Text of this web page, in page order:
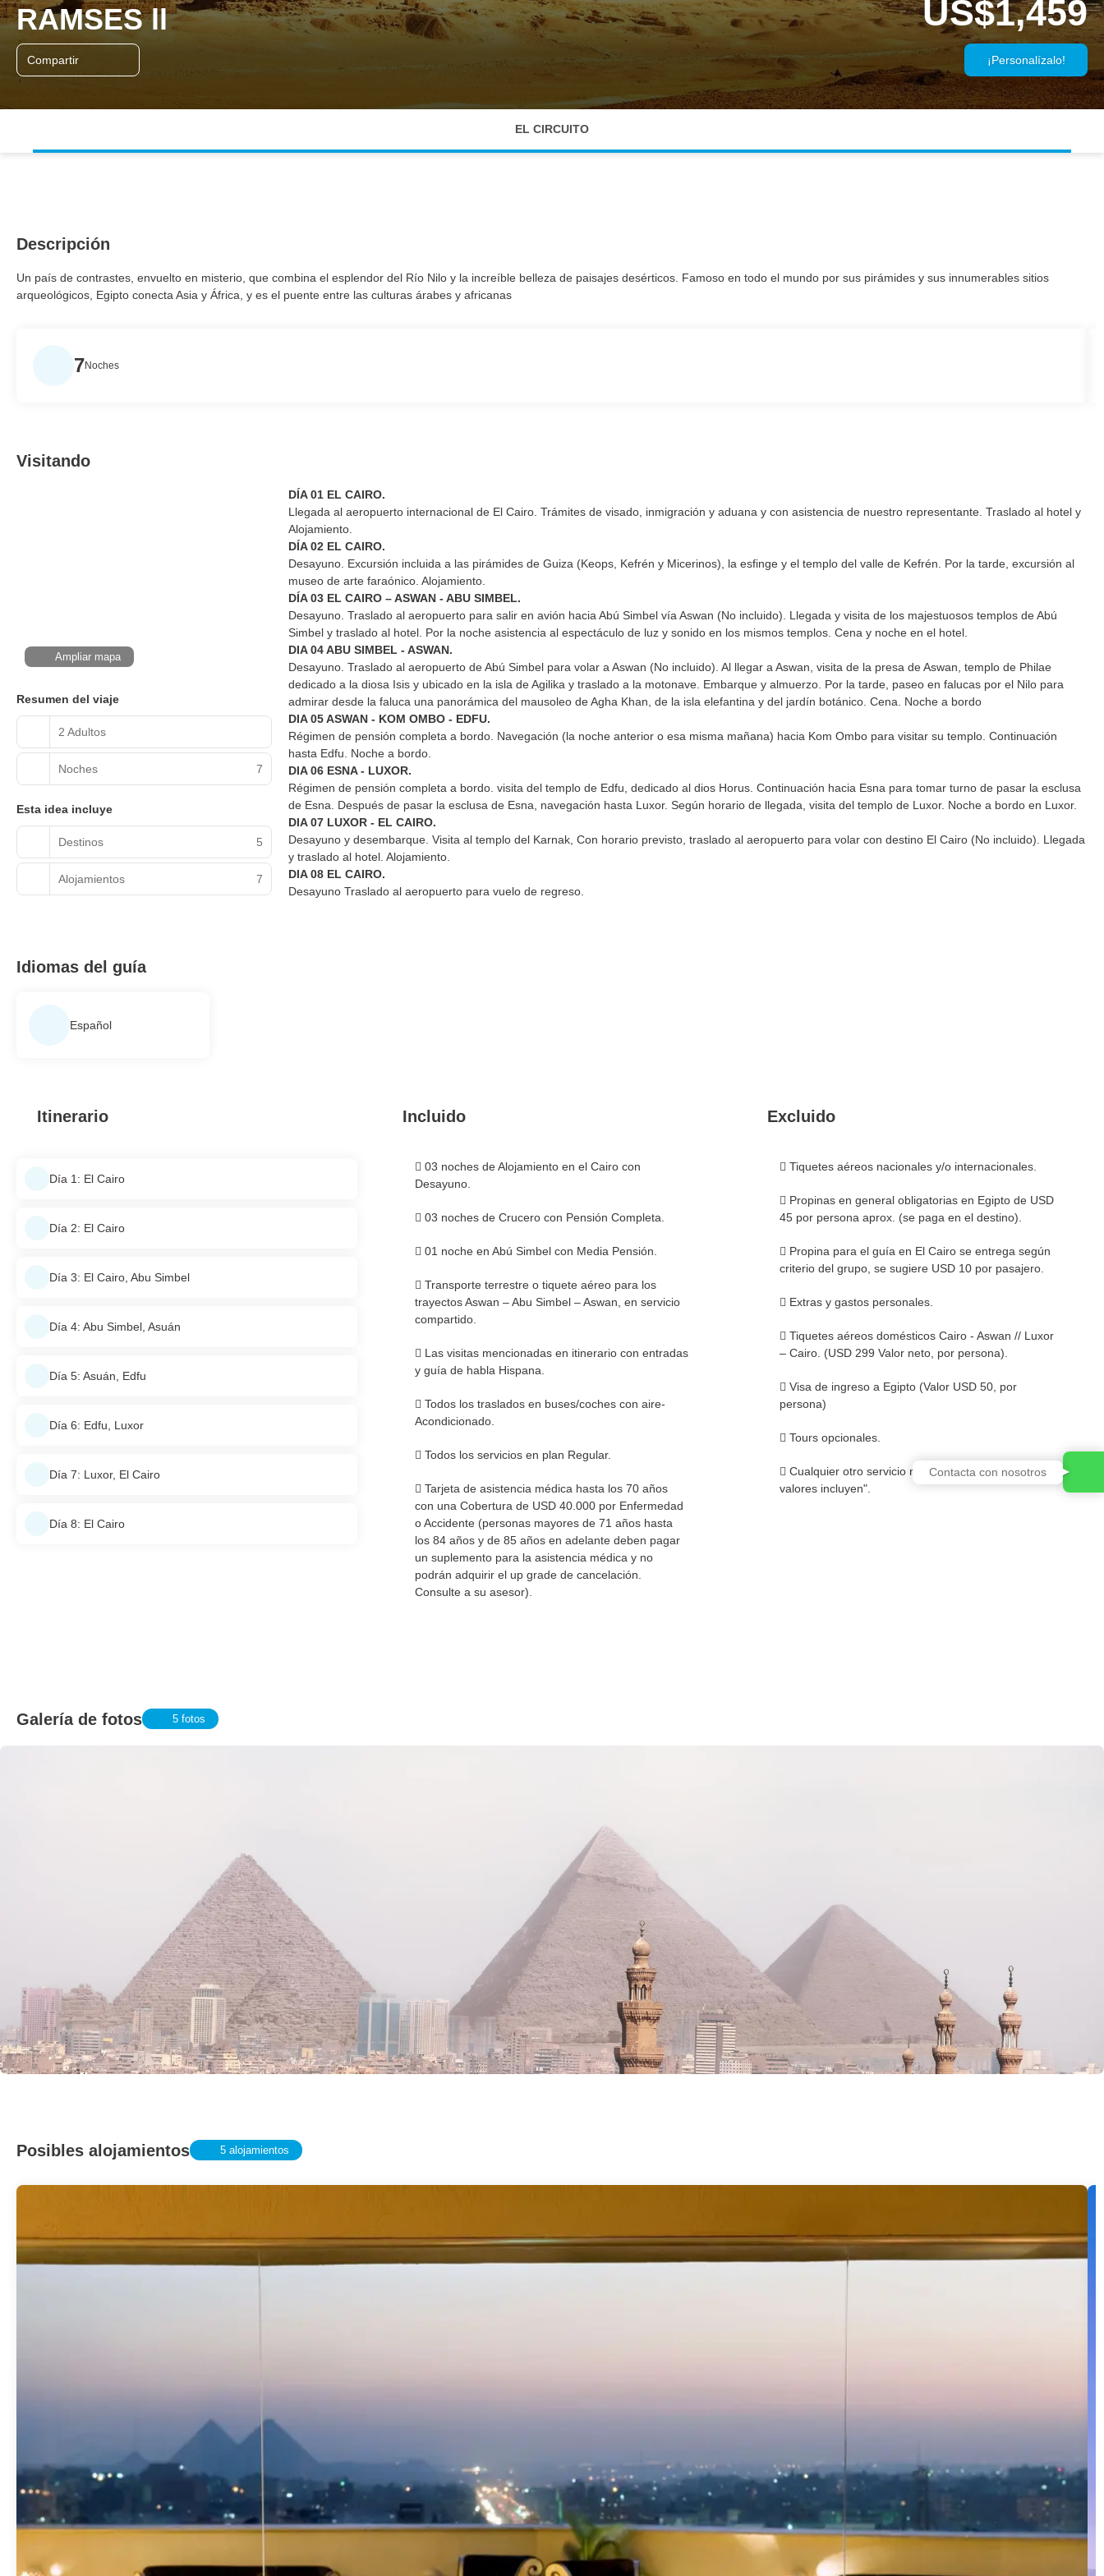
RAMSES ll US$1,459
Compartir ¡Personalízalo!
EL CIRCUITO
Descripción
Un país de contrastes, envuelto en misterio, que combina el esplendor del Río Nilo y la increíble belleza de paisajes desérticos. Famoso en todo el mundo por sus pirámides y sus innumerables sitios
arqueológicos, Egipto conecta Asia y África, y es el puente entre las culturas árabes y africanas
7Noches
Visitando
Ampliar mapa
Resumen del viaje
2 Adultos
Noches 7
Esta idea incluye
Destinos 5
Alojamientos 7
DÍA 01 EL CAIRO.
Llegada al aeropuerto internacional de El Cairo. Trámites de visado, inmigración y aduana y con asistencia de nuestro representante. Traslado al hotel y
Alojamiento.
DÍA 02 EL CAIRO.
Desayuno. Excursión incluida a las pirámides de Guiza (Keops, Kefrén y Micerinos), la esfinge y el templo del valle de Kefrén. Por la tarde, excursión al
museo de arte faraónico. Alojamiento.
DÍA 03 EL CAIRO – ASWAN - ABU SIMBEL.
Desayuno. Traslado al aeropuerto para salir en avión hacia Abú Simbel vía Aswan (No incluido). Llegada y visita de los majestuosos templos de Abú
Simbel y traslado al hotel. Por la noche asistencia al espectáculo de luz y sonido en los mismos templos. Cena y noche en el hotel.
DIA 04 ABU SIMBEL - ASWAN.
Desayuno. Traslado al aeropuerto de Abú Simbel para volar a Aswan (No incluido). Al llegar a Aswan, visita de la presa de Aswan, templo de Philae
dedicado a la diosa Isis y ubicado en la isla de Agilika y traslado a la motonave. Embarque y almuerzo. Por la tarde, paseo en falucas por el Nilo para
admirar desde la faluca una panorámica del mausoleo de Agha Khan, de la isla elefantina y del jardín botánico. Cena. Noche a bordo
DIA 05 ASWAN - KOM OMBO - EDFU.
Régimen de pensión completa a bordo. Navegación (la noche anterior o esa misma mañana) hacia Kom Ombo para visitar su templo. Continuación
hasta Edfu. Noche a bordo.
DIA 06 ESNA - LUXOR.
Régimen de pensión completa a bordo. visita del templo de Edfu, dedicado al dios Horus. Continuación hacia Esna para tomar turno de pasar la esclusa
de Esna. Después de pasar la esclusa de Esna, navegación hasta Luxor. Según horario de llegada, visita del templo de Luxor. Noche a bordo en Luxor.
DIA 07 LUXOR - EL CAIRO.
Desayuno y desembarque. Visita al templo del Karnak, Con horario previsto, traslado al aeropuerto para volar con destino El Cairo (No incluido). Llegada
y traslado al hotel. Alojamiento.
DIA 08 EL CAIRO.
Desayuno Traslado al aeropuerto para vuelo de regreso.
Idiomas del guía
Español
Itinerario
Día 1: El Cairo
Día 2: El Cairo
Día 3: El Cairo, Abu Simbel
Día 4: Abu Simbel, Asuán
Día 5: Asuán, Edfu
Día 6: Edfu, Luxor
Día 7: Luxor, El Cairo
Día 8: El Cairo
Incluido
 03 noches de Alojamiento en el Cairo con
Desayuno.
 03 noches de Crucero con Pensión Completa.
 01 noche en Abú Simbel con Media Pensión.
 Transporte terrestre o tiquete aéreo para los
trayectos Aswan – Abu Simbel – Aswan, en servicio
compartido.
 Las visitas mencionadas en itinerario con entradas
y guía de habla Hispana.
 Todos los traslados en buses/coches con aire-
Acondicionado.
 Todos los servicios en plan Regular.
 Tarjeta de asistencia médica hasta los 70 años
con una Cobertura de USD 40.000 por Enfermedad
o Accidente (personas mayores de 71 años hasta
los 84 años y de 85 años en adelante deben pagar
un suplemento para la asistencia médica y no
podrán adquirir el up grade de cancelación.
Consulte a su asesor).
Excluido
 Tiquetes aéreos nacionales y/o internacionales.
 Propinas en general obligatorias en Egipto de USD
45 por persona aprox. (se paga en el destino).
 Propina para el guía en El Cairo se entrega según
criterio del grupo, se sugiere USD 10 por pasajero.
 Extras y gastos personales.
 Tiquetes aéreos domésticos Cairo - Aswan // Luxor
– Cairo. (USD 299 Valor neto, por persona).
 Visa de ingreso a Egipto (Valor USD 50, por
persona)
 Tours opcionales.
 Cualquier otro servicio no mencionado en "Los
valores incluyen".
Galería de fotos 5 fotos
Posibles alojamientos 5 alojamientos
Contacta con nosotros